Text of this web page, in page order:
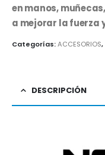
en manos,
a mejorar la fuerza
Categorías:ACCESORIOS,
DESCRIPCIÓN